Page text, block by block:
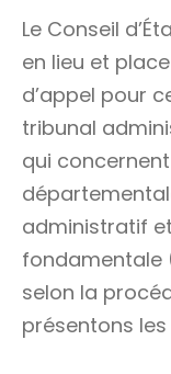
Le Conseil
en lieu et
d’appel pour
tribunal
qui
administratif
fondamentale
selon la
présentons